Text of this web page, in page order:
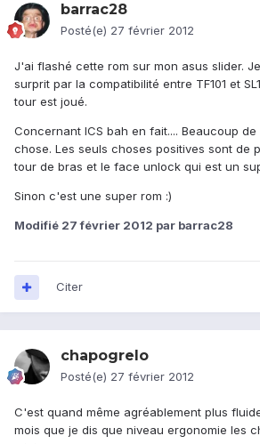
barrac28
Posté(e) 27 février 2012
J'ai flashé cette rom sur mon asus slider.
surprit par la compatibilité entre TF101 et
tour est joué.
Concernant ICS bah en fait.... Beaucoup
chose. Les seuls choses positives sont de
tour de bras et le face unlock qui est un
Sinon c'est une super rom :)
Modifié 27 février 2012 par barrac28
Citer
chapogrelo
Posté(e) 27 février 2012
C'est quand même agréablement plus
mois que je dis que niveau ergonomie les